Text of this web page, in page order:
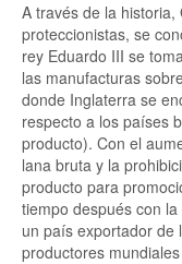
A través de la
proteccionistas, se
rey Eduardo III se
las manufacturas
donde Inglaterra se
respecto a los países
producto). Con el
lana bruta y la
producto para
tiempo después con
un país exportador de
productores